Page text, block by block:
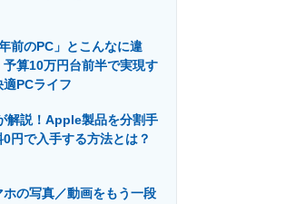
建設×テクノロジーの最前線
年前のPC」とこんなに違
予算10万円台前半で実現す
適PCライフ
解説！Apple製品を分割手
0円で入手する方法とは？
ホの写真／動画をもう一段